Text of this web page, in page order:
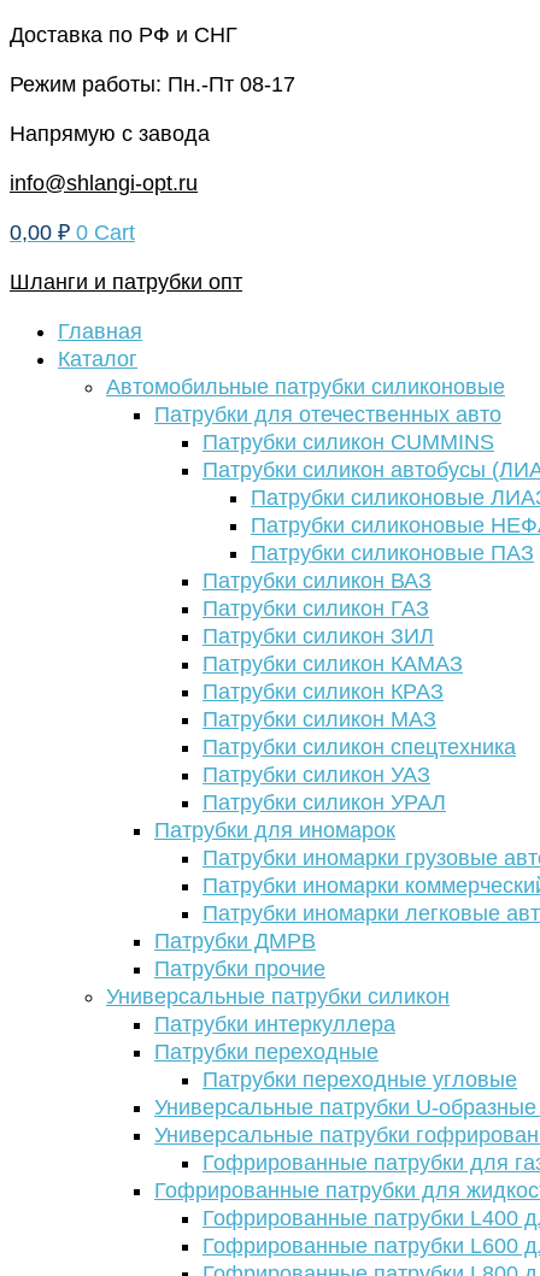
Перейти
содержимому
Доставка по РФ и СНГ
Режим работы: Пн.-Пт 08-17
Напрямую с завода
info@shlangi-opt.ru
0,00 ₽ 0 Cart
Шланги и патрубки опт
Главная
Каталог
Автомобильные патрубки силиконовые
Патрубки для отечественных авто
Патрубки силикон CUMMINS
Патрубки силикон автобусы
Патрубки силиконовые
Патрубки силиконовые
Патрубки силиконовые ПАЗ
Патрубки силикон ВАЗ
Патрубки силикон ГАЗ
Патрубки силикон ЗИЛ
Патрубки силикон КАМАЗ
Патрубки силикон КРАЗ
Патрубки силикон МАЗ
Патрубки силикон спецтехника
Патрубки силикон УАЗ
Патрубки силикон УРАЛ
Патрубки для иномарок
Патрубки иномарки грузовые
Патрубки иномарки
Патрубки иномарки легковые
Патрубки ДМРВ
Патрубки прочие
Универсальные патрубки силикон
Патрубки интеркуллера
Патрубки переходные
Патрубки переходные угловые
Универсальные патрубки U-
Универсальные патрубки
Гофрированные патрубки для
Гофрированные патрубки для
Гофрированные патрубки L400
Гофрированные патрубки L600